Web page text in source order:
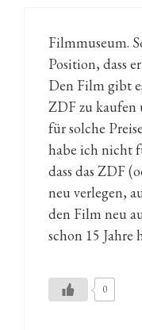
Filmmuseum.
Position, dass
Den Film gibt
ZDF zu kaufen
für solche
habe ich nicht
dass das ZDF
neu verlegen,
den Film neu
schon 15 Jahre
0